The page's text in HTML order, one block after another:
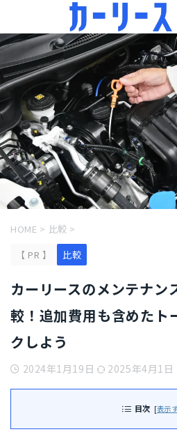
HOME > 比較 >
【 PR 】
比較
カーリースのメンテナン
較！追加費用も含めたト
クしよう
2024年1月19日 2025年4月1日
目次 [表示